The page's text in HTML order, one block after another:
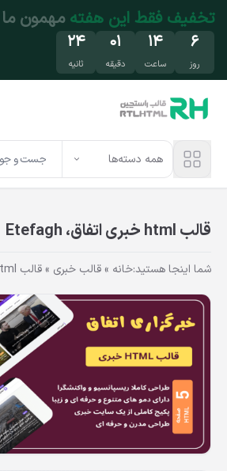
رفتن به محتوای اصلی
تخفیف محدودروی محصولات
از دست نده!
۶ ۱۴ ۰۱ ۲۴
همه دسته‌ها
شما اینجا هستید:خانه»قالب خبری قالب html خبری اتفاق، Etefagh